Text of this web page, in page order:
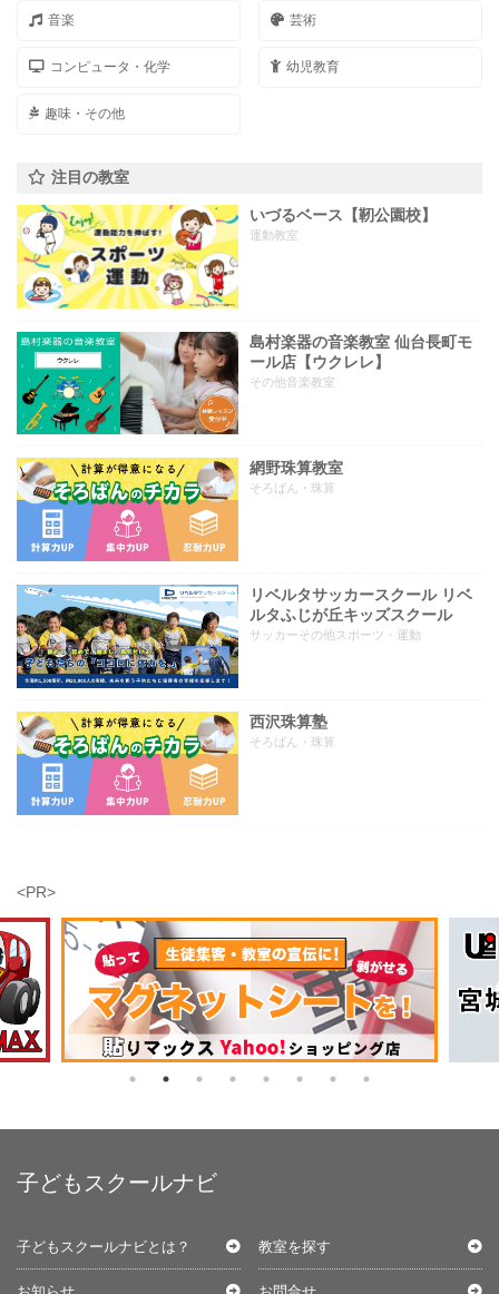
音楽 芸術
コンピュータ・化学 幼児教育
趣味・その他
注目の教室
いづるベース【靭公園校】
運動教室
島村楽器の音楽教室 仙台長町モ
ール店【ウクレレ】
その他音楽教室
網野珠算教室
そろばん・珠算
リベルタサッカースクール リベ
ルタふじが丘キッズスクール
サッカーその他スポーツ・運動
西沢珠算塾
そろばん・珠算
<PR>
子どもスクールナビ
子どもスクールナビとは？ 教室を探す